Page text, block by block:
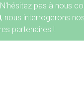
N'hésitez pas à nous
, nous interrogerons nos
partenaires !